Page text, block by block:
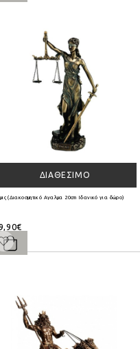
ΔΙΑΘΈΣΙΜΟ
(Διακοσμητικό Αγαλμα 20cm Ιδανικό για δώρο)